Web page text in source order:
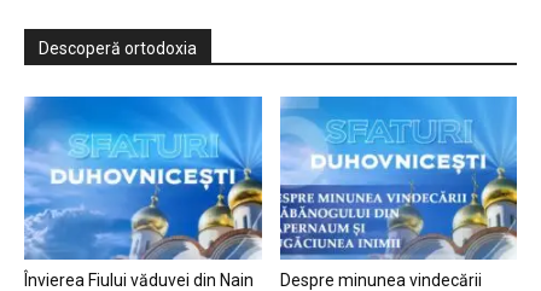
Descoperă ortodoxia
Învierea Fiului văduvei din Nain
Despre minunea vindecării